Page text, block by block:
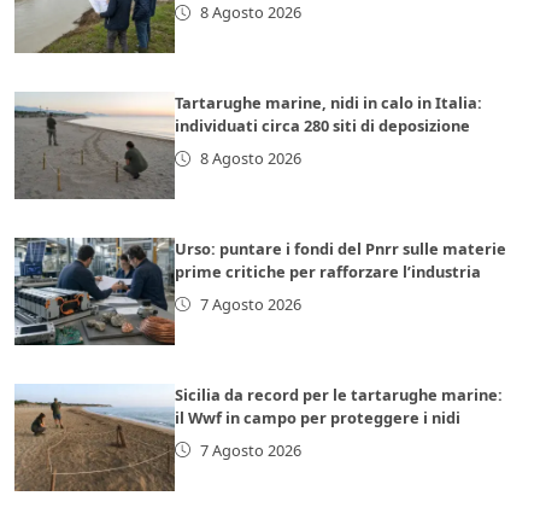
8 Agosto 2026
Tartarughe marine, nidi in calo in Italia:
individuati circa 280 siti di deposizione
8 Agosto 2026
Urso: puntare i fondi del Pnrr sulle materie
prime critiche per rafforzare l’industria
7 Agosto 2026
Sicilia da record per le tartarughe marine:
il Wwf in campo per proteggere i nidi
7 Agosto 2026